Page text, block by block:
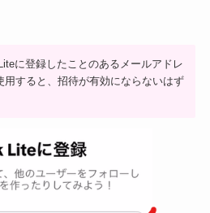
に登録したことのあるメールアドレ
用すると、招待が有効にならないはず